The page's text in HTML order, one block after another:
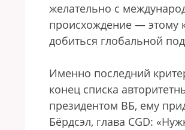
желательно с
происхождение — этому
добиться глобальной
Именно последний
конец списка
президентом ВБ, ему
Бёрдсэл, глава CGD: